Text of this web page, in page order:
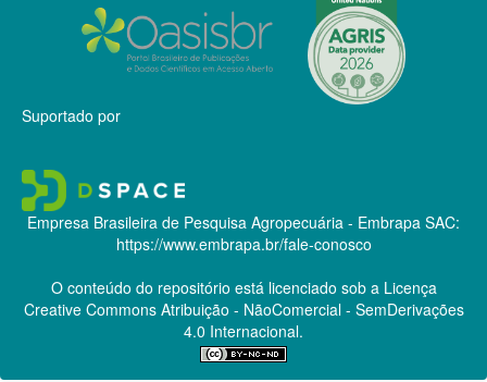
Suportado por
Empresa Brasileira de Pesquisa Agropecuária - Embrapa SAC:
https://www.embrapa.br/fale-conosco
O conteúdo do repositório está licenciado sob a Licença
Creative CommonsAtribuição - NãoComercial - SemDerivações
4.0 Internacional.